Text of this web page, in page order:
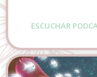
ESCUCHAR